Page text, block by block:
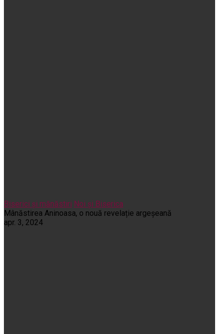
Biserici și mănăstiri Noi și Biserica
Mânăstirea Aninoasa, o nouă revelație argeșeană
apr. 3, 2024